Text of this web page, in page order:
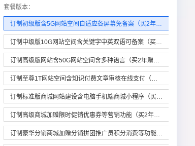
套餐版本：
订制初级版含5G网站空间自适应各屏幕免备案（买2年赠1年/买3年赠3年/买1年无赠/不含域名）
订制中级版10G网站空间含关键字中英双语可备案（买2年赠1年/买3年赠3年/买1年无赠/不含域名）
订制高级版网站含50G网站空间含多种语言（买2年赠1年/买3年赠3年/买1年无赠/不含域名）
订制至尊1T网站空间含知识付费文章审核在线支付（买2年赠1年/买3年赠3年/买1年无赠/不含域名）
订制标准版商城网站建设含电脑手机端商城小程序（买2年赠1年/买3年赠3年/买1年无赠/不含域名）
订制高级商城加赠限时促销优惠券等营销功能（买2年赠1年/买3年赠3年/买1年无赠/不含域名）
订制豪华分销商城加赠分销拼团推广员积分消费等功能（买2年赠1年/买3年赠3年/买1年无赠/不含域名）